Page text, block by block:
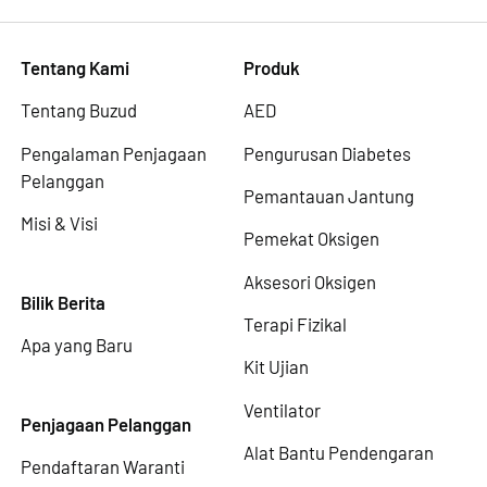
Tentang Kami
Tentang Buzud
Pengalaman Penjagaan
Pelanggan
Misi & Visi
Bilik Berita
Apa yang Baru
Penjagaan Pelanggan
Pendaftaran Waranti
Produk
AED
Pengurusan Diabetes
Pemantauan Jantung
Pemekat Oksigen
Aksesori Oksigen
Terapi Fizikal
Kit Ujian
Ventilator
Alat Bantu Pendengaran